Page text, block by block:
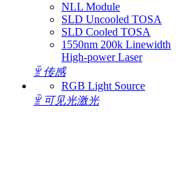
NLL Module
SLD Uncooled TOSA
SLD Cooled TOSA
1550nm 200k Linewidth
High-power Laser
ꁇ 传感
RGB Light Source
ꁇ 可见光激光